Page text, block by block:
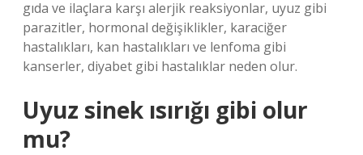
gıda ve ilaçlara karşı alerjik reaksiyonlar, uyuz gibi
parazitler, hormonal değişiklikler, karaciğer
hastalıkları, kan hastalıkları ve lenfoma gibi
kanserler, diyabet gibi hastalıklar neden olur.
Uyuz sinek ısırığı gibi olur
mu?